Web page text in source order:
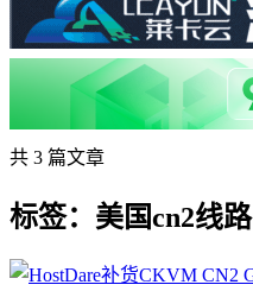
共 3 篇文章
标签：美国cn2线路